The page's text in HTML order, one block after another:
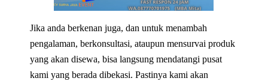
Jika anda berkenan juga, dan untuk menambah
pengalaman, berkonsultasi, ataupun mensurvai produk
yang akan disewa, bisa langsung mendatangi pusat
kami yang berada dibekasi. Pastinya kami akan